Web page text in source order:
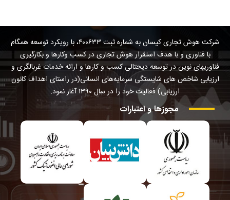
شرکت هوش تجاری کیسان به شماره ثبت ۴۰۰۶۳۳، با رویکرد توسعه همگام
با فناوری و با هدف استقرار هوش تجاری در کسب وکارها و بکارگیری
فناوریهای نوین در توسعه دیجتالی کسب و کارها و ارائه خدمات غربالگری و
ارزیابی شاخص های شایستگی سرمایه‌های انسانی(در راستای اهداف کانون
ارزیابی) فعالیت خود را در سال ۱۳۹۰ آغاز نمود.
مجوزها و اعتبارات